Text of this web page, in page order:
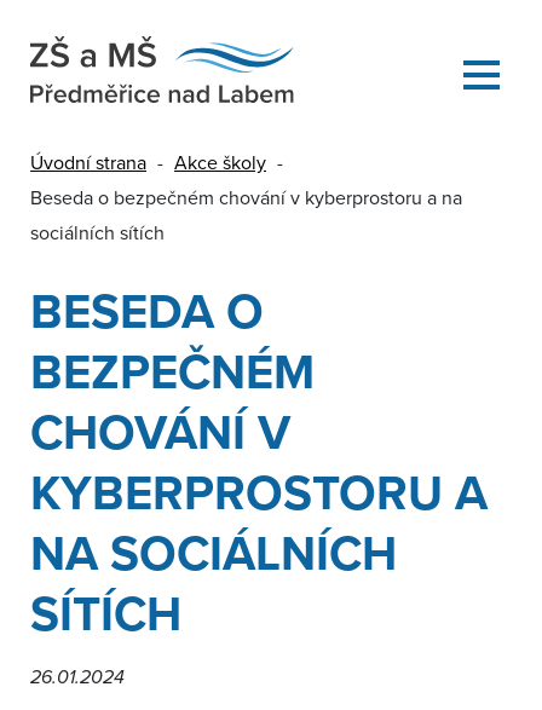
Úvodní strana - Akce školy -
Beseda o bezpečném chování v kyberprostoru a na
sociálních sítích
BESEDA O
BEZPEČNÉM
CHOVÁNÍ V
KYBERPROSTORU A
NA SOCIÁLNÍCH
SÍTÍCH
26.01.2024